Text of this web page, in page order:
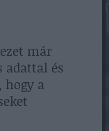
már
adattal és
hogy a